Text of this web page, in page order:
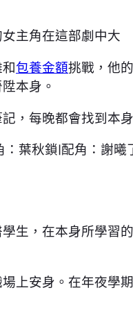
主角在這部劇中大
包養金額挑戰，他的
本身。
，每晚都會找到本
葉秋鎖|配角：謝
生，在本身所學習
上安身。在年夜學